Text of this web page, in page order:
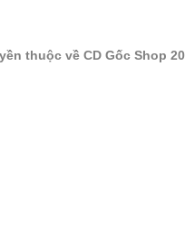
thuộc về CD Gốc Shop